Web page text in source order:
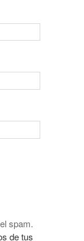
spam.
de tus